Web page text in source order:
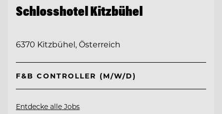
Schlosshotel Kitzbühel
6370 Kitzbühel, Österreich
F&B CONTROLLER (M/W/D)
Entdecke alle Jobs